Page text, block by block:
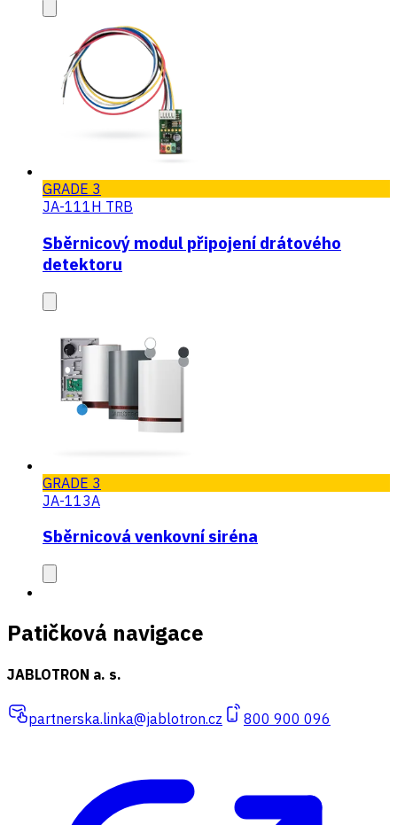
GRADE 3
JA-111H TRB
Sběrnicový modul připojení drátového
detektoru
GRADE 3
JA-113A
Sběrnicová venkovní siréna
Patičková navigace
JABLOTRON a. s.
partnerska.linka@jablotron.cz 800 900 096